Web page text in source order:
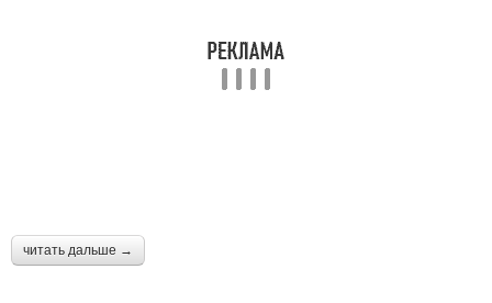
читать дальше →